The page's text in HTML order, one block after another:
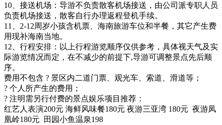
10、接送机场：导游不负责散客机场接送，由公司派专职人员
负责机场接送，散客自行办理返程登机手续。
11、2-12周岁小孩含机票、海南旅游车位和半餐，其它产生费
用现补海南当地。
12、行程安排：以上行程游览顺序仅供参考，具体视天气及实
际游览情况而定，在不减少的前提下,导游可调整景点先后顺
序。
费用不包含 ? 景区内二道门票、观光车、索道、滑道等；
? 个人所产生的费用；
? 注明需另行付费的景点娱乐项目推荐：
红艺人表演200元 海鲜风味餐180元 夜游三亚湾 180元 夜游凤
凰岭180元 田园小鱼温泉198